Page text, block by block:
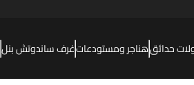
حدائقهناجر ومستودعاتغرف ساندوتش بنل